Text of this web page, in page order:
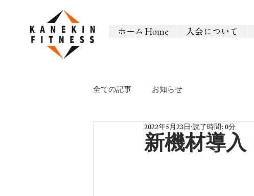
ホーム Home 入会について
全ての記事 お知らせ
新機材導
2022年5月23日 読了時間: 0分